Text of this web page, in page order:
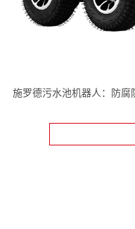
施罗德污水池机器人：防腐